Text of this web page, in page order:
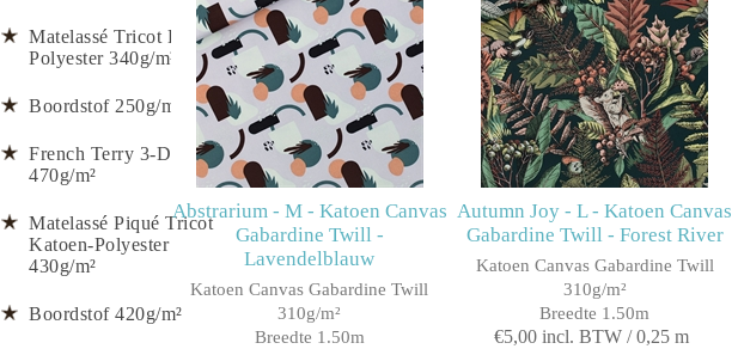
Abstrarium - M - Katoen Canvas
Gabardine Twill -
Lavendelblauw
Katoen Canvas Gabardine Twill
310g/m²
Breedte 1.50m
Autumn Joy - L - Katoen Canvas
Gabardine Twill - Forest River
Katoen Canvas Gabardine Twill
310g/m²
Breedte 1.50m
€5,00 incl. BTW / 0,25 m
Matelassé Tricot Katoen-
Polyester 340g/m²
Boordstof 250g/m²
French Terry 3-Draads
470g/m²
Matelassé Piqué Tricot
Katoen-Polyester
430g/m²
Boordstof 420g/m²